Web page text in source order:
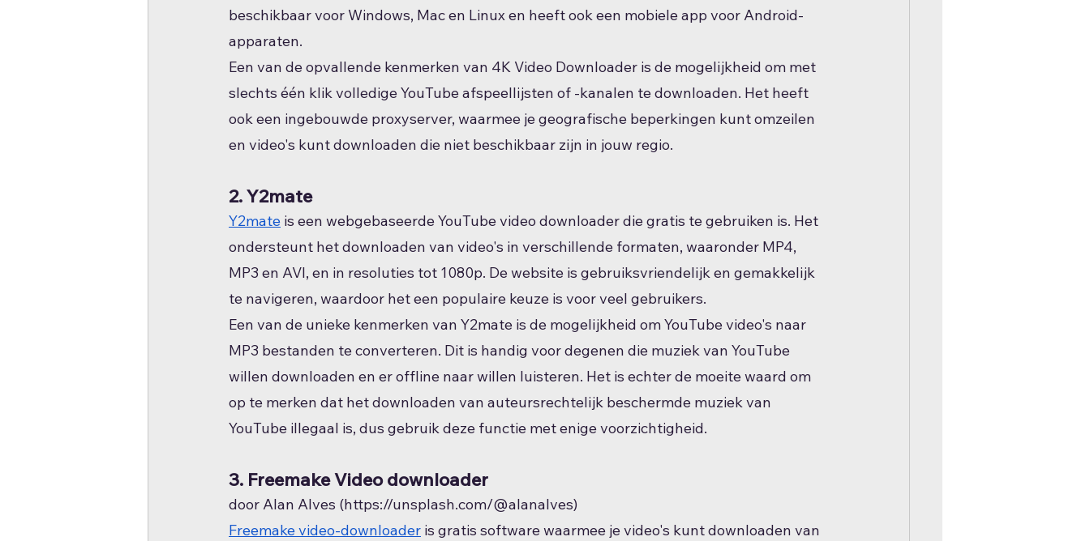
beschikbaar voor Windows, Mac en Linux en heeft ook een mobiele app voor Android-
apparaten.
Een van de opvallende kenmerken van 4K Video Downloader is de mogelijkheid om met
slechts één klik volledige YouTube afspeellijsten of -kanalen te downloaden. Het heeft
ook een ingebouwde proxyserver, waarmee je geografische beperkingen kunt omzeilen
en video's kunt downloaden die niet beschikbaar zijn in jouw regio.
2. Y2mate
Y2mate is een webgebaseerde YouTube video downloader die gratis te gebruiken is. Het
ondersteunt het downloaden van video's in verschillende formaten, waaronder MP4,
MP3 en AVI, en in resoluties tot 1080p. De website is gebruiksvriendelijk en gemakkelijk
te navigeren, waardoor het een populaire keuze is voor veel gebruikers.
Een van de unieke kenmerken van Y2mate is de mogelijkheid om YouTube video's naar
MP3 bestanden te converteren. Dit is handig voor degenen die muziek van YouTube
willen downloaden en er offline naar willen luisteren. Het is echter de moeite waard om
op te merken dat het downloaden van auteursrechtelijk beschermde muziek van
YouTube illegaal is, dus gebruik deze functie met enige voorzichtigheid.
3. Freemake Video downloader
door Alan Alves (https://unsplash.com/@alanalves)
Freemake video-downloader is gratis software waarmee je video's kunt downloaden van